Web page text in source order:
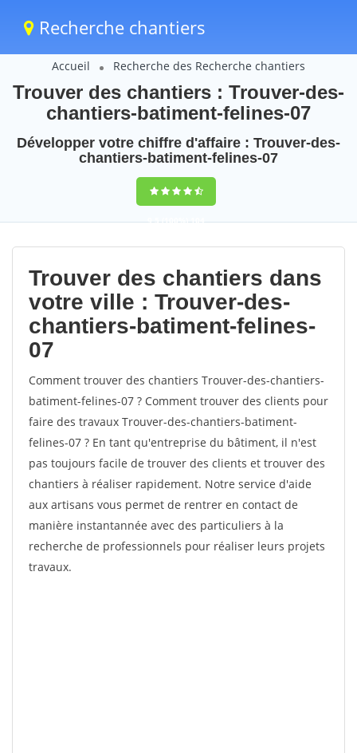
Recherche chantiers
Accueil Recherche des Recherche chantiers
Trouver des chantiers : Trouver-des-
chantiers-batiment-felines-07
Développer votre chiffre d'affaire : Trouver-des-
chantiers-batiment-felines-07
9,5(100%)104
votes
Trouver des chantiers dans
votre ville : Trouver-des-
chantiers-batiment-felines-
07
Comment trouver des chantiers Trouver-des-chantiers-
batiment-felines-07 ? Comment trouver des clients pour
faire des travaux Trouver-des-chantiers-batiment-
felines-07 ? En tant qu'entreprise du bâtiment, il n'est
pas toujours facile de trouver des clients et trouver des
chantiers à réaliser rapidement. Notre service d'aide
aux artisans vous permet de rentrer en contact de
manière instantannée avec des particuliers à la
recherche de professionnels pour réaliser leurs projets
travaux.